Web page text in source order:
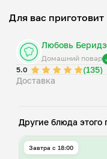
Для вас приготовит
Любовь
Домашний повар
5.0
(135)
Доставка
Другие блюда этого
Завтра c 18:00